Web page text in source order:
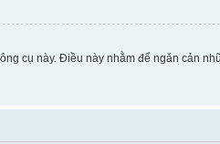
cụ này. Điều này nhằm để ngăn cản